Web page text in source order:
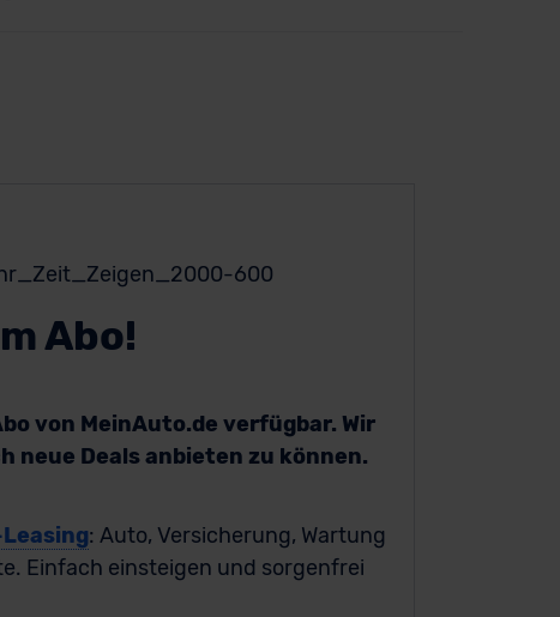
Abo!
von MeinAuto.de verfügbar. Wir
neue Deals anbieten zu können.
: Auto, Versicherung, Wartung
Einfach einsteigen und sorgenfrei